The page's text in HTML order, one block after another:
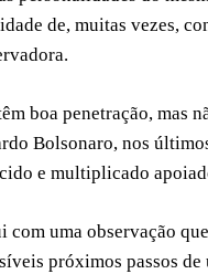
de, muitas vezes,
boa penetração, mas
Bolsonaro, nos
e multiplicado
com uma observação
próximos passos de